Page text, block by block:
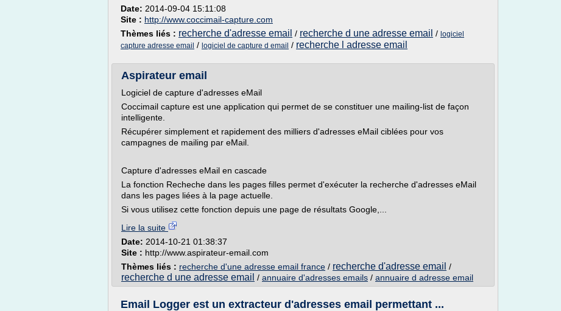
Date: 2014-09-04 15:11:08
Site : http://www.coccimail-capture.com
Thèmes liés : recherche d'adresse email / recherche d une adresse email / logiciel
capture adresse email / logiciel de capture d email / recherche l adresse email
Aspirateur email
Logiciel de capture d'adresses eMail
Coccimail capture est une application qui permet de se constituer une mailing-list de façon
intelligente.
Récupérer simplement et rapidement des milliers d'adresses eMail ciblées pour vos
campagnes de mailing par eMail.
Capture d'adresses eMail en cascade
La fonction Recheche dans les pages filles permet d'exécuter la recherche d'adresses eMail
dans les pages liées à la page actuelle.
Si vous utilisez cette fonction depuis une page de résultats Google,...
Lire la suite
Date: 2014-10-21 01:38:37
Site : http://www.aspirateur-email.com
Thèmes liés : recherche d'une adresse email france / recherche d'adresse email /
recherche d une adresse email / annuaire d'adresses emails / annuaire d adresse email
Email Logger est un extracteur d'adresses email permettant ...